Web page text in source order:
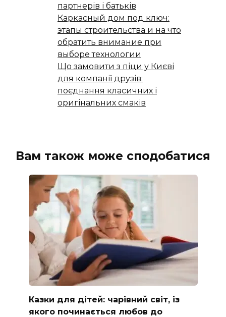
партнерів і батьків
Каркасный дом под ключ:
этапы строительства и на что
обратить внимание при
выборе технологии
Що замовити з піци у Києві
для компанії друзів:
поєднання класичних і
оригінальних смаків
Вам також може сподобатися
Казки для дітей: чарівний світ, із
якого починається любов до